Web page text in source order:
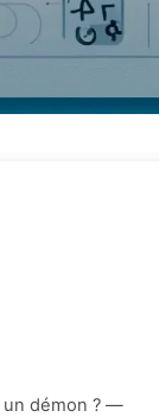
un démon ? —